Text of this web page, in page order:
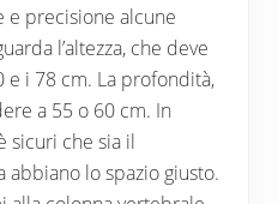
e precisione alcune
l’altezza, che deve
e i 78 cm. La profondità,
a 55 o 60 cm. In
sicuri che sia il
lo spazio giusto.